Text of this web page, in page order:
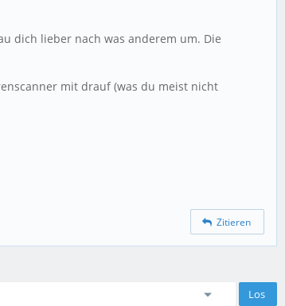
dich lieber nach was anderem um. Die
mit drauf (was du meist nicht
Zitieren